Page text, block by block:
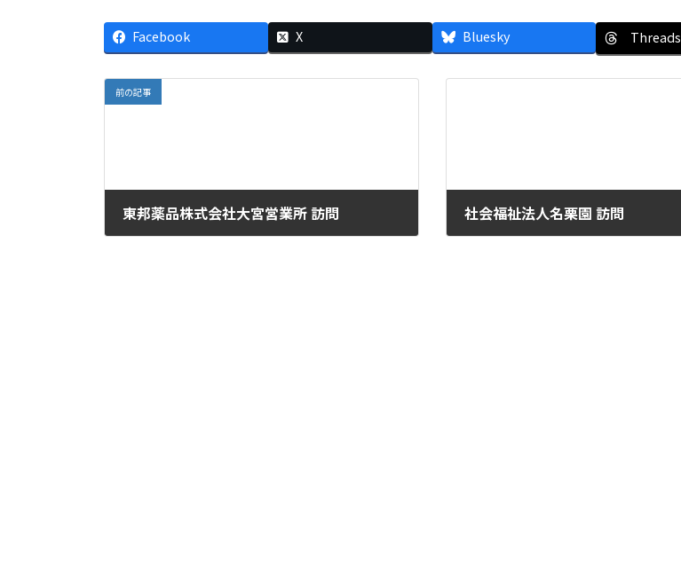
Facebook X Bluesky Threads
前の記事
東邦薬品株式会社大宮営業所 訪問 社会福祉法人名栗園 訪問